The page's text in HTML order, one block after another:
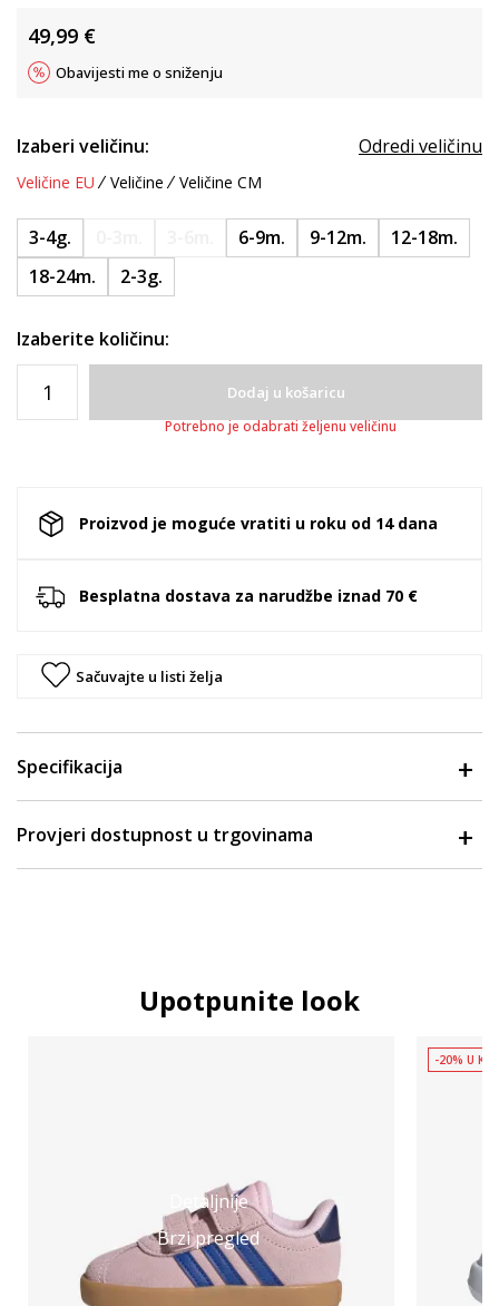
49,99 €
Obavijesti me o sniženju
Izaberi veličinu: Odredi veličinu
Veličine EU Veličine Veličine CM
3-4g. 6-9m. 9-12m.
12-18m.
18-24m.
2-3g.
Izaberite količinu:
Dodaj u košaricu
Potrebno je odabrati željenu veličinu
Proizvod je moguće vratiti u roku od 14 dana
Besplatna dostava za narudžbe iznad 70 €
Sačuvajte u listi želja
Specifikacija
Provjeri dostupnost u trgovinama
Upotpunite look
Detaljnije
Brzi pregled
-20% U